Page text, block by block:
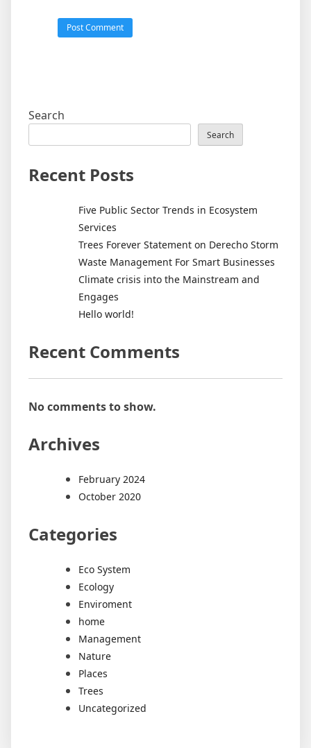
Search
Search
Recent Posts
Five Public Sector Trends in Ecosystem
Services
Trees Forever Statement on Derecho Storm
Waste Management For Smart Businesses
Climate crisis into the Mainstream and
Engages
Hello world!
Recent Comments
No comments to show.
Archives
February 2024
October 2020
Categories
Eco System
Ecology
Enviroment
home
Management
Nature
Places
Trees
Uncategorized